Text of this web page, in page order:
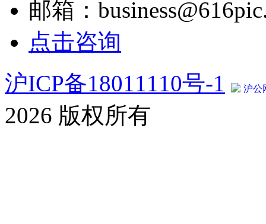
邮箱：
点击咨询
沪ICP备18011110号-1
沪公
2026 版权所有